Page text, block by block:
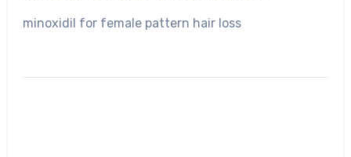
minoxidil for female pattern hair loss